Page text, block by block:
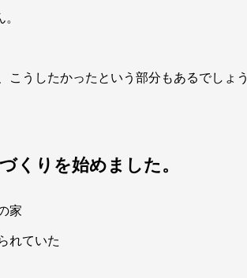
うしたかったという部分もあるでしょう
くりを始めました。
家
れていた